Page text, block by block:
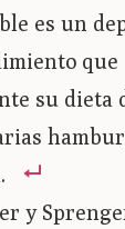
es un
que
su dieta
y